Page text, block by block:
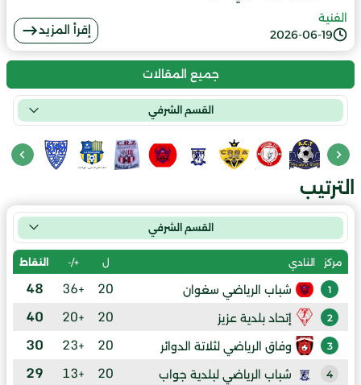
2026-06-19
الفنية
إقرأ المزيد
جميع المقالات
القسم الشرفي
الترتيب
القسم الشرفي
مركز النادي ل +/- النقاط
1 شباب الرياضي سغوان 20
+36
48
2 إتحاد بلدية عزيز 20
+20
40
3 وفاق الرياضي لثلاتة الدوائر 20
+23
30
4 شباب الرياضي لبلدية جواب 20
+13
29